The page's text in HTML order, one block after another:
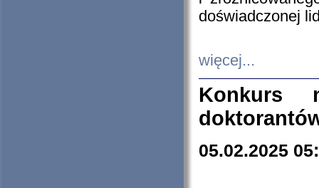
doświadczonej
więcej...
Konkurs
05.02.2025